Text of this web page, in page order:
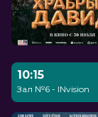
10:15
Зал №6 - INvision